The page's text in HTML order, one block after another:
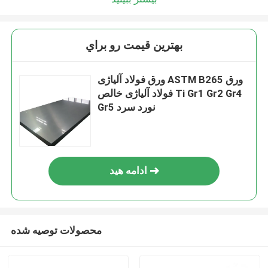
بهترين قيمت رو براي
ورق فولاد آلیاژی ASTM B265 ورق
فولاد آلیاژی خالص Ti Gr1 Gr2 Gr4
Gr5 نورد سرد
ادامه هید
محصولات توصیه شده